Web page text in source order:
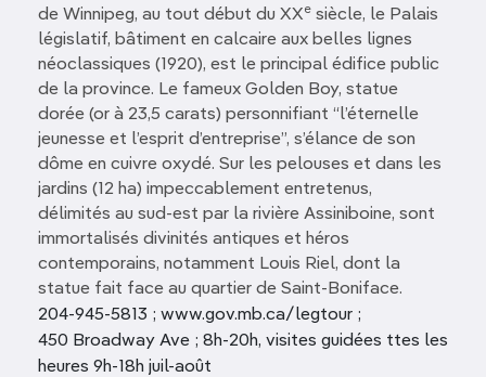
de Winnipeg, au tout début du XXe siècle, le Palais
législatif, bâtiment en calcaire aux belles lignes
néoclassiques (1920), est le principal édifice public
de la province. Le fameux Golden Boy, statue
dorée (or à 23,5 carats) personnifiant “l’éternelle
jeunesse et l’esprit d’entreprise”, s’élance de son
dôme en cuivre oxydé. Sur les pelouses et dans les
jardins (12 ha) impeccablement entretenus,
délimités au sud-est par la rivière Assiniboine, sont
immortalisés divinités antiques et héros
contemporains, notamment Louis Riel, dont la
statue fait face au quartier de Saint-Boniface.
204-945-5813 ; www.gov.mb.ca/legtour ;
450 Broadway Ave ; 8h-20h, visites guidées ttes les
heures 9h-18h juil-août